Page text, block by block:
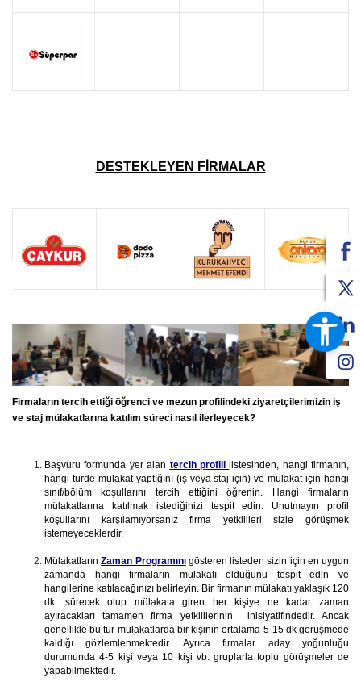
DESTEKLEYEN FİRMALAR
Firmaların tercih ettiği öğrenci ve mezun profilindeki ziyaretçilerimizin iş
ve staj mülakatlarına katılım süreci nasıl ilerleyecek?
Başvuru formunda yer alan tercih profililistesinden, hangi firmanın,
hangi türde mülakat yaptığını (iş veya staj için) ve mülakat için hangi
sınıf/bölüm koşullarını tercih ettiğini öğrenin. Hangi firmaların
mülakatlarına katılmak istediğinizi tespit edin. Unutmayın profil
koşullarını karşılamıyorsanız firma yetkilileri sizle görüşmek
istemeyeceklerdir.
Mülakatların Zaman Programını gösteren listeden sizin için en uygun
zamanda hangi firmaların mülakatı olduğunu tespit edin ve
hangilerine katılacağınızı belirleyin. Bir firmanın mülakatı yaklaşık 120
dk. sürecek olup mülakata giren her kişiye ne kadar zaman
ayıracakları tamamen firma yetkililerinin inisiyatifindedir. Ancak
genellikle bu tür mülakatlarda bir kişinin ortalama 5-15 dk görüşmede
kaldığı gözlemlenmektedir. Ayrıca firmalar aday yoğunluğu
durumunda 4-5 kişi veya 10 kişi vb. gruplarla toplu görüşmeler de
yapabilmektedir.